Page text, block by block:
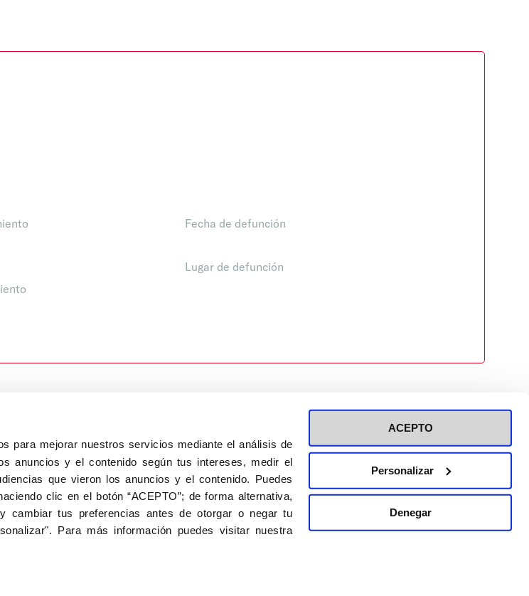
para mejorar nuestros servicios mediante el análisis de
anuncios y el contenido según tus intereses, medir el
que vieron los anuncios y el contenido. Puedes
clic en el botón “ACEPTO”; de forma alternativa,
cambiar tus preferencias antes de otorgar o negar tu
Para más información puedes visitar nuestra
ACEPTO
Personalizar
Denegar
Fecha de defunción
Lugar de defunción
Aviso Legal Inscripción a eventos
Política de privacidad de RRSS
Política de cookies